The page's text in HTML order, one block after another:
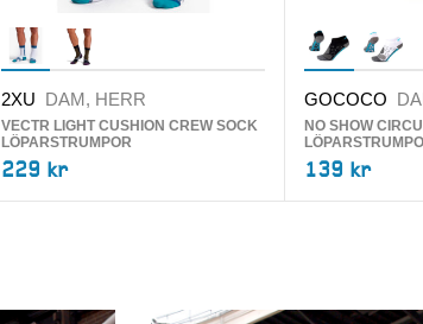
2XU DAM, HERR
VECTR LIGHT CUSHION CREW SOCK
LÖPARSTRUMPOR
229 kr
GOCOCO
NO SHOW
139 kr